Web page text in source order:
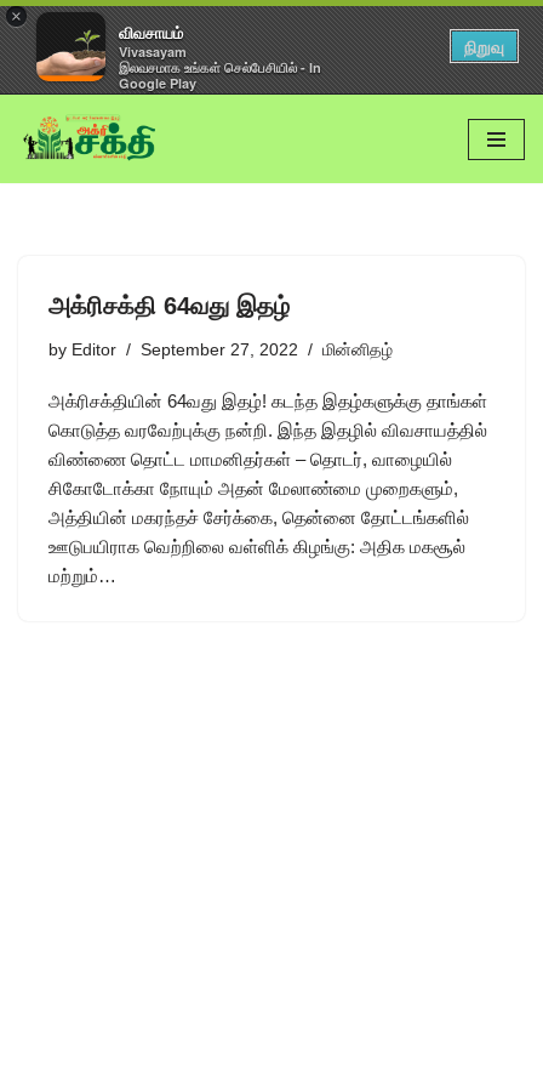
×
விவசாயம்
Vivasayam
இலவசமாக உங்கள் செல்பேசியில் - In
Google Play
நிறுவு
Skip
to
அக்ரிசக்தி 64வது இதழ்
by Editor September 27, 2022 மின்னிதழ்
அக்ரிசக்தியின் 64வது இதழ்! கடந்த இதழ்களுக்கு தாங்கள்
கொடுத்த வரவேற்புக்கு நன்றி. இந்த இதழில் விவசாயத்தில்
விண்ணை தொட்ட மாமனிதர்கள் – தொடர், வாழையில்
சிகோடோக்கா நோயும் அதன் மேலாண்மை முறைகளும்,
அத்தியின் மகரந்தச் சேர்க்கை, தென்னை தோட்டங்களில்
ஊடுபயிராக வெற்றிலை வள்ளிக் கிழங்கு: அதிக மகசூல்
மற்றும்…